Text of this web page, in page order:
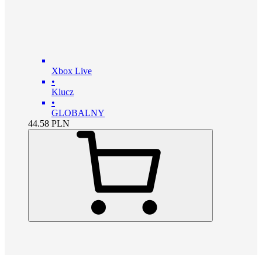
Xbox Live
•
Klucz
•
GLOBALNY
44.58 PLN